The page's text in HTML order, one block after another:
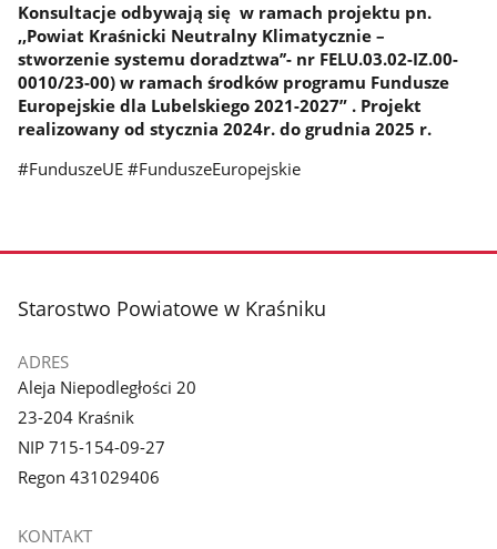
Konsultacje odbywają się w ramach projektu pn.
,,Powiat Kraśnicki Neutralny Klimatycznie –
stworzenie systemu doradztwa’’- nr FELU.03.02-IZ.00-
0010/23-00) w ramach środków programu Fundusze
Europejskie dla Lubelskiego 2021-2027” . Projekt
realizowany od stycznia 2024r. do grudnia 2025 r.
#FunduszeUE #FunduszeEuropejskie
stopka
Starostwo Powiatowe w Kraśniku
ADRES
Aleja Niepodległości 20
23-204 Kraśnik
NIP 715-154-09-27
Regon 431029406
KONTAKT